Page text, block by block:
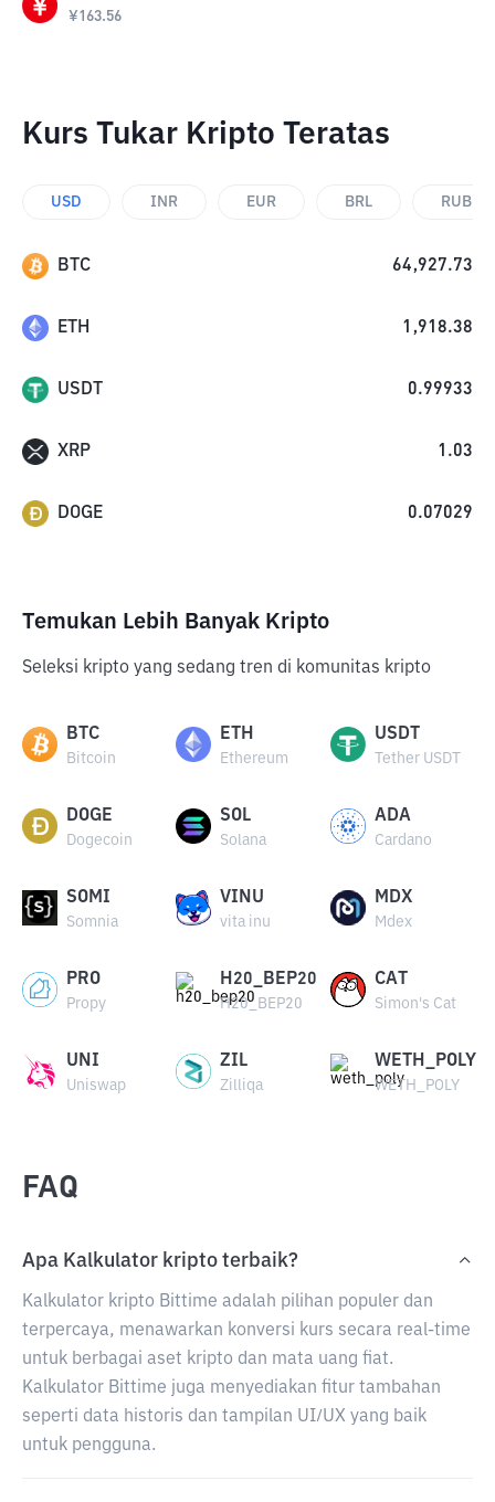
¥163.56
Kurs Tukar Kripto Teratas
USD INR EUR BRL RUB
BTC 64,927.73
ETH 1,918.38
USDT 0.99933
XRP 1.03
DOGE 0.07029
Temukan Lebih Banyak Kripto
Seleksi kripto yang sedang tren di komunitas kripto
BTC
Bitcoin
ETH
Ethereum
USDT
Tether USDT
DOGE
Dogecoin
SOL
Solana
ADA
Cardano
SOMI
Somnia
VINU
vita inu
MDX
Mdex
PRO
Propy
H20_BEP20
H20_BEP20
CAT
Simon's Cat
UNI
Uniswap
ZIL
Zilliqa
WETH_POLY
WETH_POLY
FAQ
Apa Kalkulator kripto terbaik?
Kalkulator kripto Bittime adalah pilihan populer dan
terpercaya, menawarkan konversi kurs secara real-time
untuk berbagai aset kripto dan mata uang fiat.
Kalkulator Bittime juga menyediakan fitur tambahan
seperti data historis dan tampilan UI/UX yang baik
untuk pengguna.